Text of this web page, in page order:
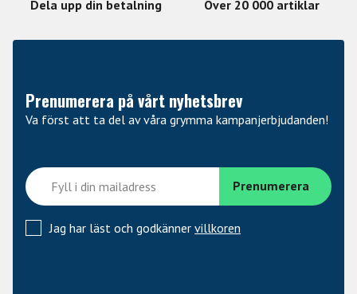
Dela upp din betalning Över 20 000 artiklar
Prenumerera på vårt nyhetsbrev
Va först att ta del av våra grymma kampanjerbjudanden!
Jag har läst och godkänner villkoren